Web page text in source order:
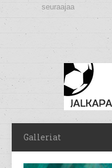
seuraajaa
Galleriat